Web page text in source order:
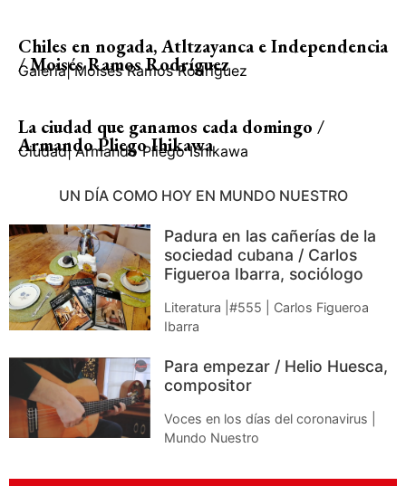
Chiles en nogada, Atltzayanca e Independencia
/ Moisés Ramos Rodríguez
Galería| Moisés Ramos Rodríguez
La ciudad que ganamos cada domingo /
Armando Pliego Ihikawa
Ciudad| Armando Pliego Ishikawa
UN DÍA COMO HOY EN MUNDO NUESTRO
Padura en las cañerías de la
sociedad cubana / Carlos
Figueroa Ibarra, sociólogo
Literatura |#555 | Carlos Figueroa
Ibarra
Para empezar / Helio Huesca,
compositor
Voces en los días del coronavirus |
Mundo Nuestro